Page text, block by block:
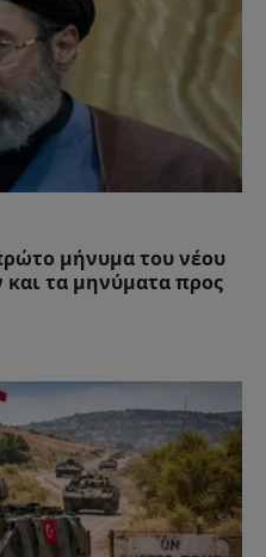
μήνυμα του νέου
και τα μηνύματα προς